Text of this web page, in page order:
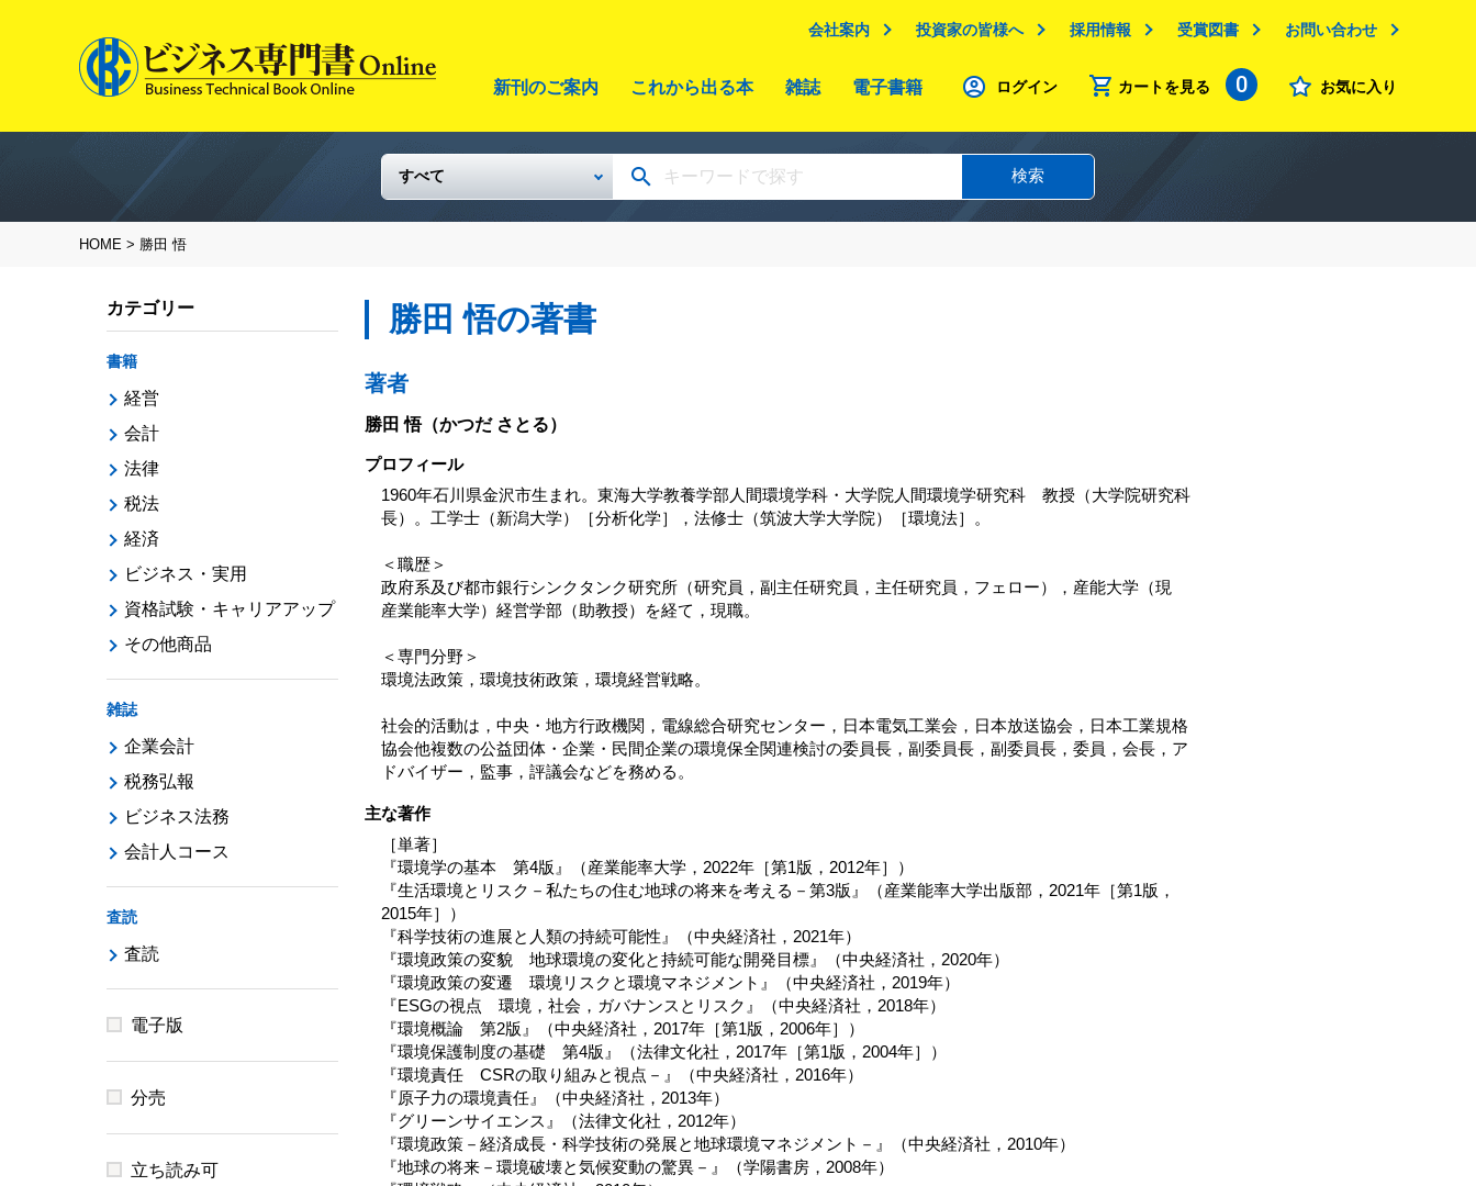
会社案内 投資家の皆様へ 採用情報 受賞図書 お問い合わせ
新刊のご案内 これから出る本 雑誌 電子書籍 ログイン カートを見る 0 お気に入り
検索
HOME > 勝田 悟
勝田 悟の著書
著者
勝田 悟（かつだ さとる）
プロフィール
1960年石川県金沢市生まれ。東海大学教養学部人間環境学科・大学院人間環境学研究科 教授（大学院研究科
長）。工学士（新潟大学）［分析化学］，法修士（筑波大学大学院）［環境法］。
＜職歴＞
政府系及び都市銀行シンクタンク研究所（研究員，副主任研究員，主任研究員，フェロー），産能大学（現
産業能率大学）経営学部（助教授）を経て，現職。
＜専門分野＞
環境法政策，環境技術政策，環境経営戦略。
社会的活動は，中央・地方行政機関，電線総合研究センター，日本電気工業会，日本放送協会，日本工業規格
協会他複数の公益団体・企業・民間企業の環境保全関連検討の委員長，副委員長，副委員長，委員，会長，ア
ドバイザー，監事，評議会などを務める。
主な著作
［単著］
『環境学の基本 第4版』（産業能率大学，2022年［第1版，2012年］）
『生活環境とリスク－私たちの住む地球の将来を考える－第3版』（産業能率大学出版部，2021年［第1版，
2015年］）
『科学技術の進展と人類の持続可能性』（中央経済社，2021年）
『環境政策の変貌 地球環境の変化と持続可能な開発目標』（中央経済社，2020年）
『環境政策の変遷 環境リスクと環境マネジメント』（中央経済社，2019年）
『ESGの視点 環境，社会，ガバナンスとリスク』（中央経済社，2018年）
『環境概論 第2版』（中央経済社，2017年［第1版，2006年］）
『環境保護制度の基礎 第4版』（法律文化社，2017年［第1版，2004年］）
『環境責任 CSRの取り組みと視点－』（中央経済社，2016年）
『原子力の環境責任』（中央経済社，2013年）
『グリーンサイエンス』（法律文化社，2012年）
『環境政策－経済成長・科学技術の発展と地球環境マネジメント－』（中央経済社，2010年）
『地球の将来－環境破壊と気候変動の驚異－』（学陽書房，2008年）
カテゴリー
書籍
経営
会計
法律
税法
経済
ビジネス・実用
資格試験・キャリアアップ
その他商品
雑誌
企業会計
税務弘報
ビジネス法務
会計人コース
査読
査読
電子版
分売
立ち読み可